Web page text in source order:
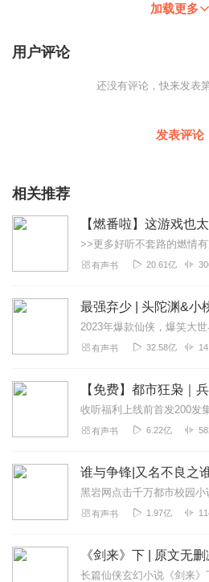
加载更多
用户评论
还没有评论，快来发表
发表评论
相关推荐
有声书 20.61亿
有声书 32.58亿
有声书 6.22亿
有声书 1.97亿
《剑来》下 | 原文无